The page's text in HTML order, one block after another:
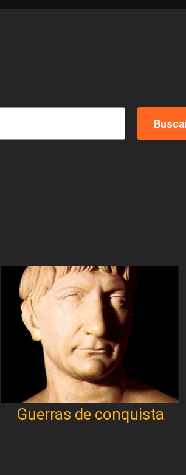
Guerras de conquista